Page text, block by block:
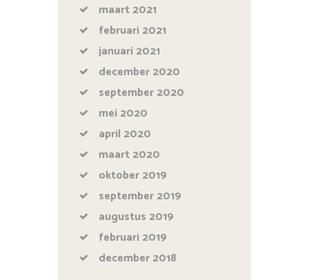
maart2021
februari 2021
januari 2021
december2020
september2020
mei 2020
april 2020
maart2020
oktober2019
september2019
augustus 2019
februari 2019
december2018